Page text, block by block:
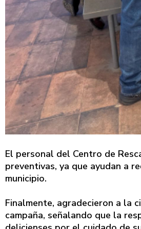
El personal del Centro de
preventivas, ya que ayudan a
municipio.
Finalmente, agradecieron a la
campaña, señalando que la